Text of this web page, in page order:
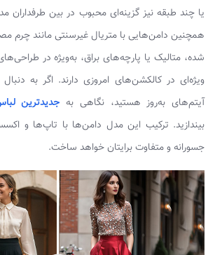
یا چند طبقه نیز گزینه‌ای محبوب در بین
همچنین دامن‌هایی با متریال غیرسنتی مانند
شده، متالیک یا پارچه‌های براق، به‌ویژه در
ویژه‌ای در کالکشن‌های امروزی دارند. اگر به
آیتم‌های به‌روز هستید، نگاهی به جدیدترین
بیندازید. ترکیب این مدل دامن‌ها با تاپ‌ها و
جسورانه و متفاوت برایتان خواهد ساخت.